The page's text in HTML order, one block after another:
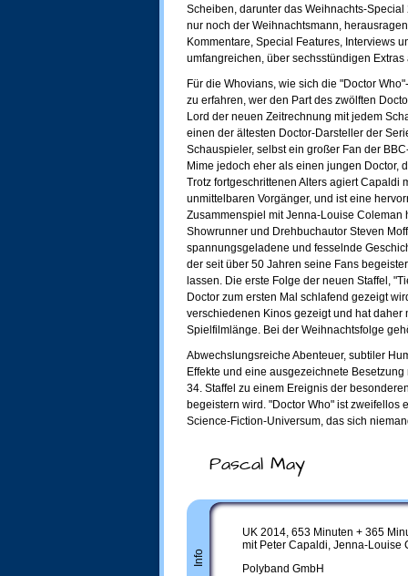
Scheiben, darunter das Weihnachts-
nur noch der Weihnachtsmann,
Kommentare, Special Features, Interviews
umfangreichen, über sechsstündigen Extras
Für die Whovians, wie sich die "Doctor
zu erfahren, wer den Part des zwölften
Lord der neuen Zeitrechnung mit jedem
einen der ältesten Doctor-Darsteller der
Schauspieler, selbst ein großer Fan der
Mime jedoch eher als einen jungen Doctor,
Trotz fortgeschrittenen Alters agiert
unmittelbaren Vorgänger, und ist eine
Zusammenspiel mit Jenna-Louise Coleman
Showrunner und Drehbuchautor Steven
spannungsgeladene und fesselnde
der seit über 50 Jahren seine Fans
lassen. Die erste Folge der neuen Staffel,
Doctor zum ersten Mal schlafend gezeigt
verschiedenen Kinos gezeigt und hat
Spielfilmlänge. Bei der Weihnachtsfolge
Abwechslungsreiche Abenteuer, subtiler
Effekte und eine ausgezeichnete
34. Staffel zu einem Ereignis der
begeistern wird. "Doctor Who" ist zweifellos
Science-Fiction-Universum, das sich
Pascal May
Info
UK 2014, 653 Minuten + 365
mit Peter Capaldi, Jenna-Louise
Polyband GmbH